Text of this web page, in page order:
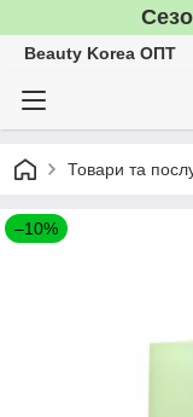
Beauty Korea ОПТ
Товари та
–10%